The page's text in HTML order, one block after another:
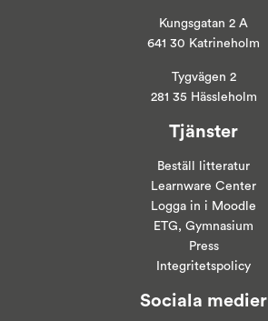
Kungsgatan 2 A
641 30 Katrineholm
Tygvägen 2
281 35 Hässleholm
Tjänster
Beställ litteratur
Learnware Center
Logga in i Moodle
ETG, Gymnasium
Press
Integritetspolicy
Sociala medier